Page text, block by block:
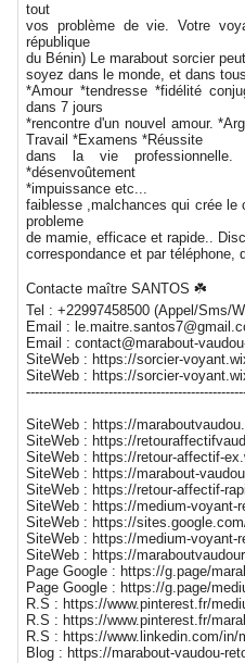
tout
vos problème de vie. Votre
république
du Bénin) Le marabout sorcier
soyez dans le monde, et dans
*Amour *tendresse *fidélité
dans 7 jours
*rencontre d'un nouvel amour.
Travail *Examens *Réussite
dans la vie professionnelle.
*désenvoûtement
*impuissance etc...
faiblesse ,malchances qui crée le
probleme
de mamie, efficace et rapide..
correspondance et par téléphone,
Contacte maître SANTOS ☘️
Tel : +22997458500 (Appel/Sms/
Email :
Email : contact@marabout-
SiteWeb : https://sorcier-
SiteWeb : https://sorcier-
SiteWeb : https://
SiteWeb : https://
SiteWeb : https://retour-affectif-
SiteWeb : https://marabout-
SiteWeb : https://retour-affectif-
SiteWeb : https://medium-voyant-
SiteWeb : https://
SiteWeb : https://medium-voyant-
SiteWeb : https://
Page Google : https://g.page/
Page Google : https://g.page/
R.S : https://www.pinterest.fr/
R.S : https://www.pinterest.fr/
R.S : https://www.linkedin.com/in/
Blog : https://marabout-vaudou-